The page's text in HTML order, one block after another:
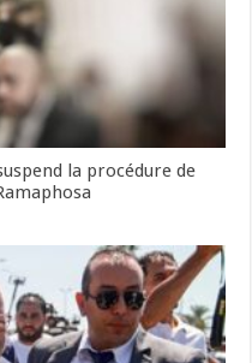
la procédure de